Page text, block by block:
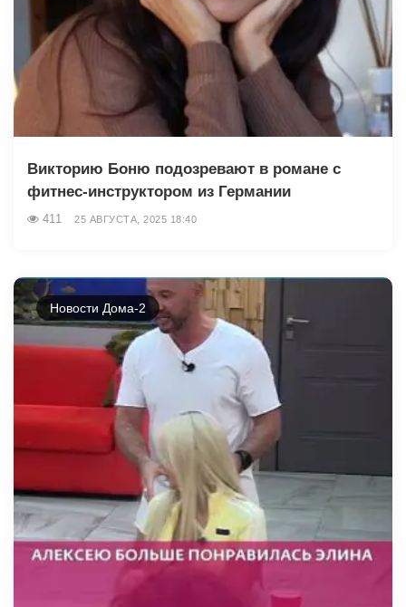
Викторию Боню подозревают в романе с
фитнес-инструктором из Германии
411 25 АВГУСТА, 2025 18:40
Новости Дома-2